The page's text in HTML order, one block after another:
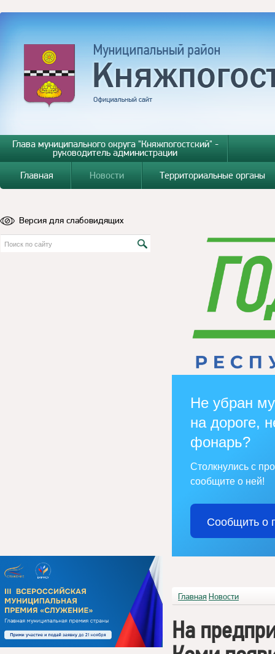
Глава муниципального округа "Княжпогостский" -
руководитель администрации
Главная
Новости Территориальные органы
Версия для слабовидящих
Не убран
на дороге,
фонарь?
Столкнулись с
сообщите о ней!
Сообщить о
Главная Новости
На